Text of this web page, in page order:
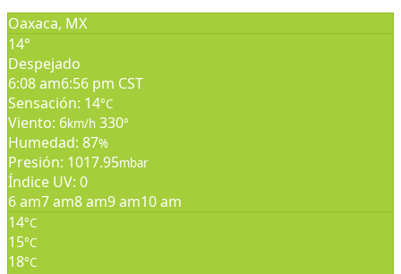
Oaxaca, MX
14°
Despejado
6:08 am6:56 pm CST
Sensación: 14°C
Viento: 6km/h 330°
Humedad: 87%
Presión: 1017.95mbar
Índice UV: 0
6 am7 am8 am9 am10 am
14°C
15°C
18°C